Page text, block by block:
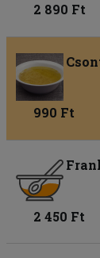
2 890 Ft
990 Ft
2 450 Ft